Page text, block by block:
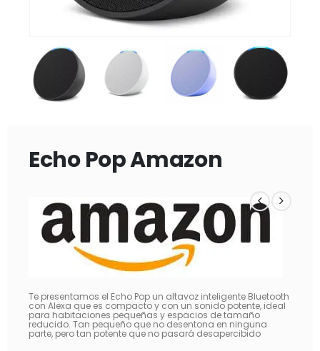
Echo Pop Amazon
Te presentamos el Echo Pop un altavoz inteligente Bluetooth
con Alexa que es compacto y con un sonido potente, ideal
para habitaciones pequeñas y espacios de tamaño
reducido. Tan pequeño que no desentona en ninguna
parte, pero tan potente que no pasará desapercibido